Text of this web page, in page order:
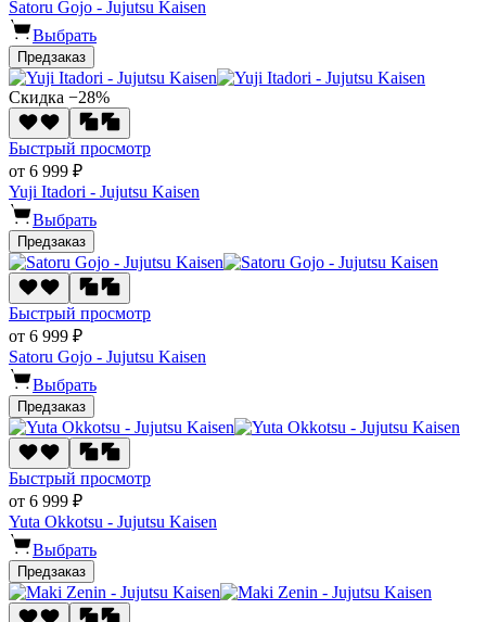
Satoru Gojo - Jujutsu Kaisen
Выбрать
Предзаказ
Скидка −28%
Быстрый просмотр
от 6 999 ₽
Yuji Itadori - Jujutsu Kaisen
Выбрать
Предзаказ
Быстрый просмотр
от 6 999 ₽
Satoru Gojo - Jujutsu Kaisen
Выбрать
Предзаказ
Быстрый просмотр
от 6 999 ₽
Yuta Okkotsu - Jujutsu Kaisen
Выбрать
Предзаказ